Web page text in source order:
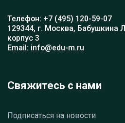
Телефон: +7 (495) 120-59-07
129344, г. Москва, Бабушкина
корпус 3
Email: info@edu-m.ru
Свяжитесь с нами
Подписаться на новости